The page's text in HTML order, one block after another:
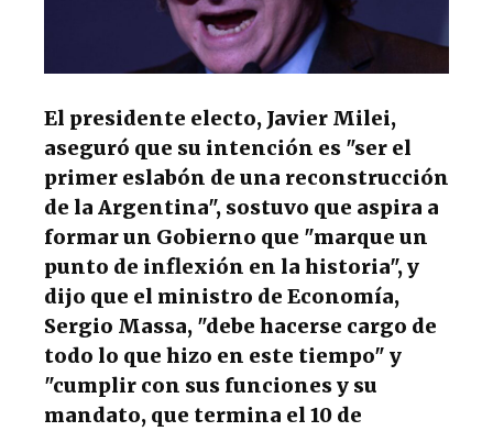
El presidente electo, Javier Milei,
aseguró que su intención es "ser el
primer eslabón de una reconstrucción
de la Argentina", sostuvo que aspira a
formar un Gobierno que "marque un
punto de inflexión en la historia", y
dijo que el ministro de Economía,
Sergio Massa, "debe hacerse cargo de
todo lo que hizo en este tiempo" y
"cumplir con sus funciones y su
mandato, que termina el 10 de